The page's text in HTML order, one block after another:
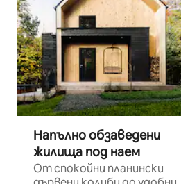
Напълно обзаведени
жилища под наем
От спокойни планински